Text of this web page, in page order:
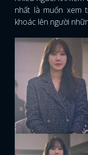
nhất là muốn xem
khoác lên người